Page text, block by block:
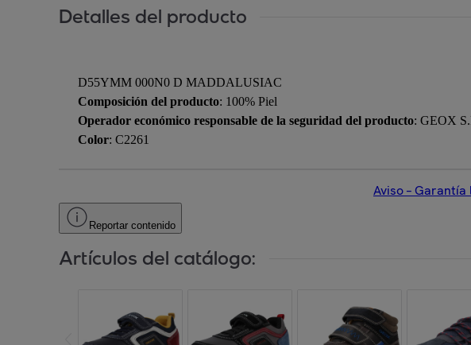
Detalles del producto
D55YMM 000N0 D MADDALUSIAC
Composición del producto: 100% Piel
Operador económico responsable de la seguridad del producto: GEOX
Color: C2261
Aviso –
Reportar contenido
Artículos del catálogo: